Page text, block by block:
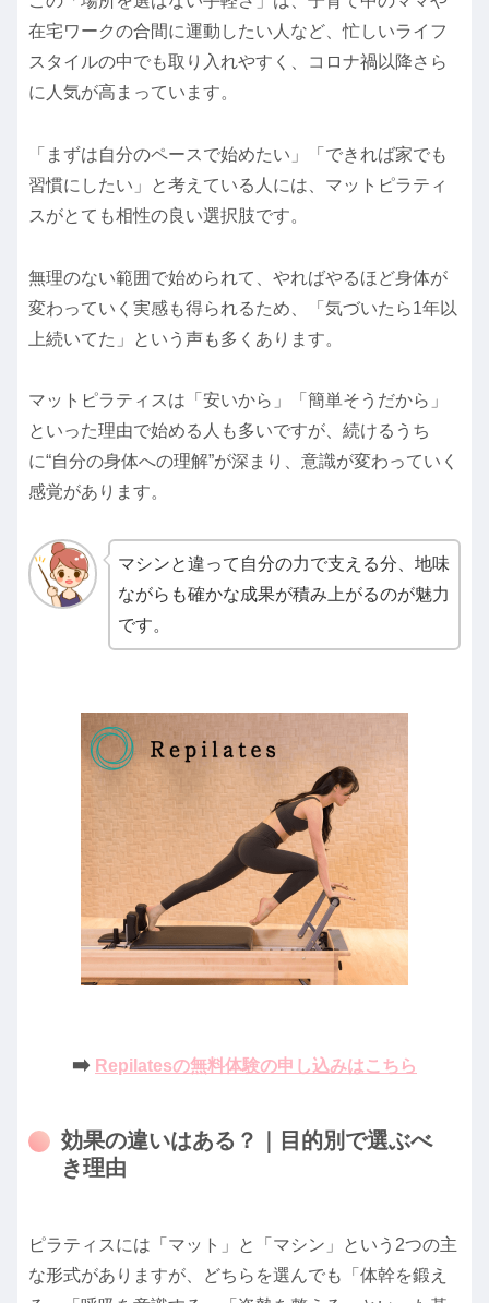
在宅ワークの合間に運動したい人など、忙しいライフ
スタイルの中でも取り入れやすく、コロナ禍以降さら
に人気が高まっています。
「まずは自分のペースで始めたい」「できれば家でも
習慣にしたい」と考えている人には、マットピラティ
スがとても相性の良い選択肢です。
無理のない範囲で始められて、やればやるほど身体が
変わっていく実感も得られるため、「気づいたら1年以
上続いてた」という声も多くあります。
マットピラティスは「安いから」「簡単そうだから」
といった理由で始める人も多いですが、続けるうち
に“自分の身体への理解”が深まり、意識が変わっていく
感覚があります。
マシンと違って自分の力で支える分、地味
ながらも確かな成果が積み上がるのが魅力
です。
➡️ Repilatesの無料体験の申し込みはこちら
効果の違いはある？｜目的別で選ぶべ
き理由
ピラティスには「マット」と「マシン」という2つの主
な形式がありますが、どちらを選んでも「体幹を鍛え